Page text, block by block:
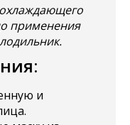
применения
и